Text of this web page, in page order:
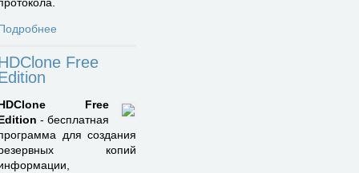
Free
Free
- бесплатная
для создания
копий